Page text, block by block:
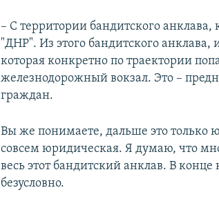
– С территории бандитского
"ДНР". Из этого бандитского анклава,
которая конкретно по траектории
железнодорожный вокзал. Это –
граждан.
Вы же понимаете, дальше это только
совсем юридическая. Я думаю, что
весь этот бандитский анклав. В
безусловно.